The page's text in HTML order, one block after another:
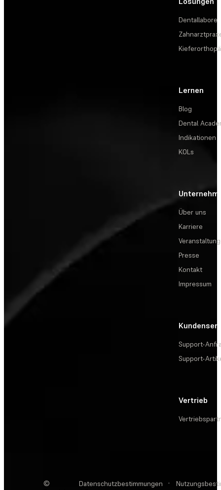
Dentallabore
Lernen
Blog
Dental
Indikationen
KOLs
Über uns
Karriere
Presse
Kontakt
Impressum
Support-
Support-
Vertrieb
©
Datenschutzbestimmungen ·